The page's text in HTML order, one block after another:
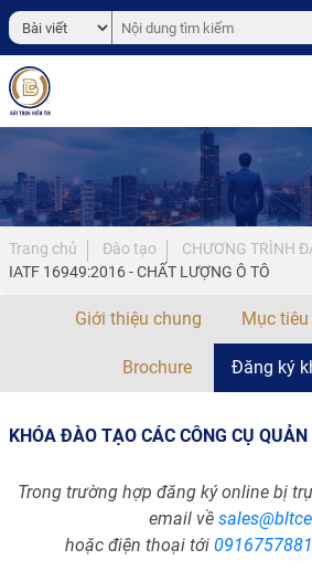
Trang chủ Đào tạo
CHƯƠNG TRÌNH
IATF 16949:2016 - CHẤT LƯỢNG Ô TÔ
Giới thiệu chung Mục tiêu
Brochure Đăng ký
KHÓA ĐÀO TẠO CÁC CÔNG CỤ
Trong trường hợp đăng ký online bị
email về
hoặc điện thoại tới 0916757881